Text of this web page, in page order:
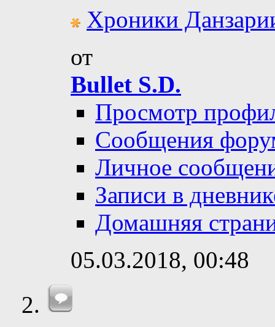
Хроники
от
Bullet S.D.
Просмотр
Сообщения
Личное
Записи в
Домашняя
05.03.2018, 00:48